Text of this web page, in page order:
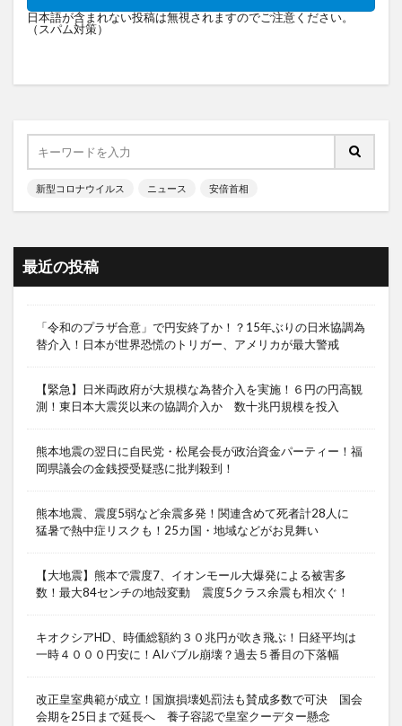
日本語が含まれない投稿は無視されますのでご注意ください。
（スパム対策）
新型コロナウイルス ニュース 安倍首相
最近の投稿
「令和のプラザ合意」で円安終了か！？15年ぶりの日米協調為
替介入！日本が世界恐慌のトリガー、アメリカが最大警戒
【緊急】日米両政府が大規模な為替介入を実施！６円の円高観
測！東日本大震災以来の協調介入か 数十兆円規模を投入
熊本地震の翌日に自民党・松尾会長が政治資金パーティー！福
岡県議会の金銭授受疑惑に批判殺到！
熊本地震、震度5弱など余震多発！関連含めて死者計28人に
猛暑で熱中症リスクも！25カ国・地域などがお見舞い
【大地震】熊本で震度7、イオンモール大爆発による被害多
数！最大84センチの地殻変動 震度5クラス余震も相次ぐ！
キオクシアHD、時価総額約３０兆円が吹き飛ぶ！日経平均は
一時４０００円安に！AIバブル崩壊？過去５番目の下落幅
改正皇室典範が成立！国旗損壊処罰法も賛成多数で可決 国会
会期を25日まで延長へ 養子容認で皇室クーデター懸念